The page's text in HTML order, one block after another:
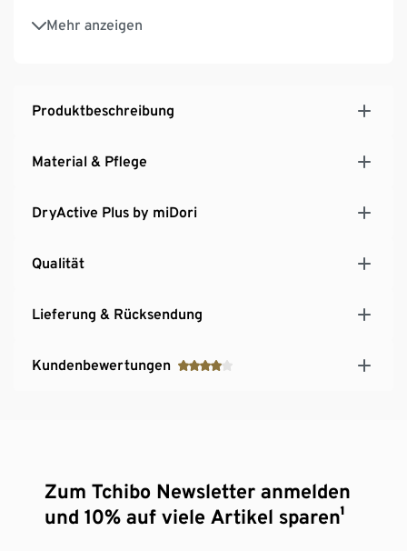
Mehr anzeigen
2 Eingrifftaschen und 1 Reißverschluss-
Gesäßtasche
Produktbeschreibung
Material & Pflege
DryActive Plus by miDori
Qualität
Lieferung & Rücksendung
Kundenbewertungen
Zum Tchibo Newsletter anmelden
und 10% auf viele Artikel sparen¹